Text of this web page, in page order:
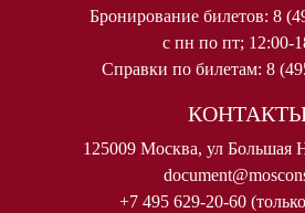
Бронирование билетов: 8
с пн по пт; 12:00-
Справки по билетам: 8
125009 Москва, ул Большая
+7 495 629-20-60